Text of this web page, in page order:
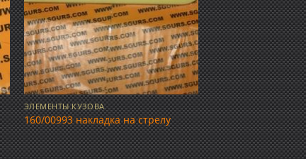
ЭЛЕМЕНТЫ КУЗОВА
160/00993 накладка на стрелу